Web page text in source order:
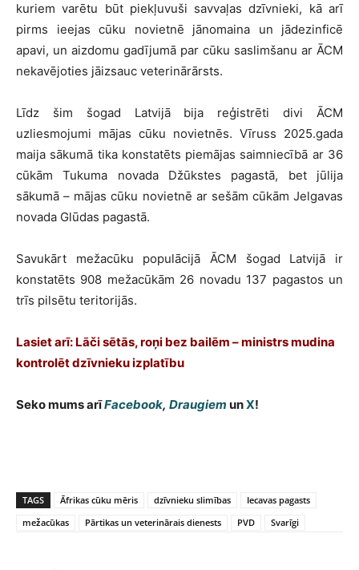
kuriem varētu būt piekļuvuši savvaļas dzīvnieki, kā arī
pirms ieejas cūku novietnē jānomaina un jādezinficē
apavi, un aizdomu gadījumā par cūku saslimšanu ar ĀCM
nekavējoties jāizsauc veterinārārsts.
Līdz šim šogad Latvijā bija reģistrēti divi ĀCM
uzliesmojumi mājas cūku novietnēs. Vīruss 2025.gada
maija sākumā tika konstatēts piemājas saimniecībā ar 36
cūkām Tukuma novada Džūkstes pagastā, bet jūlija
sākumā – mājas cūku novietnē ar sešām cūkām Jelgavas
novada Glūdas pagastā.
Savukārt mežacūku populācijā ĀCM šogad Latvijā ir
konstatēts 908 mežacūkām 26 novadu 137 pagastos un
trīs pilsētu teritorijās.
Lasiet arī: Lāči sētās, roņi bez bailēm – ministrs mudina
kontrolēt dzīvnieku izplatību
Seko mums arīFacebook, Draugiem unX!
TAGS Āfrikas cūku mēris dzīvnieku slimības
Iecavas pagasts
mežacūkas
Pārtikas un veterinārais dienests PVD Svarīgi